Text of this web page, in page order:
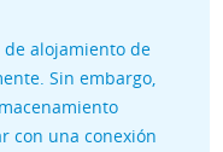
de alojamiento de
Sin embargo,
con una conexión